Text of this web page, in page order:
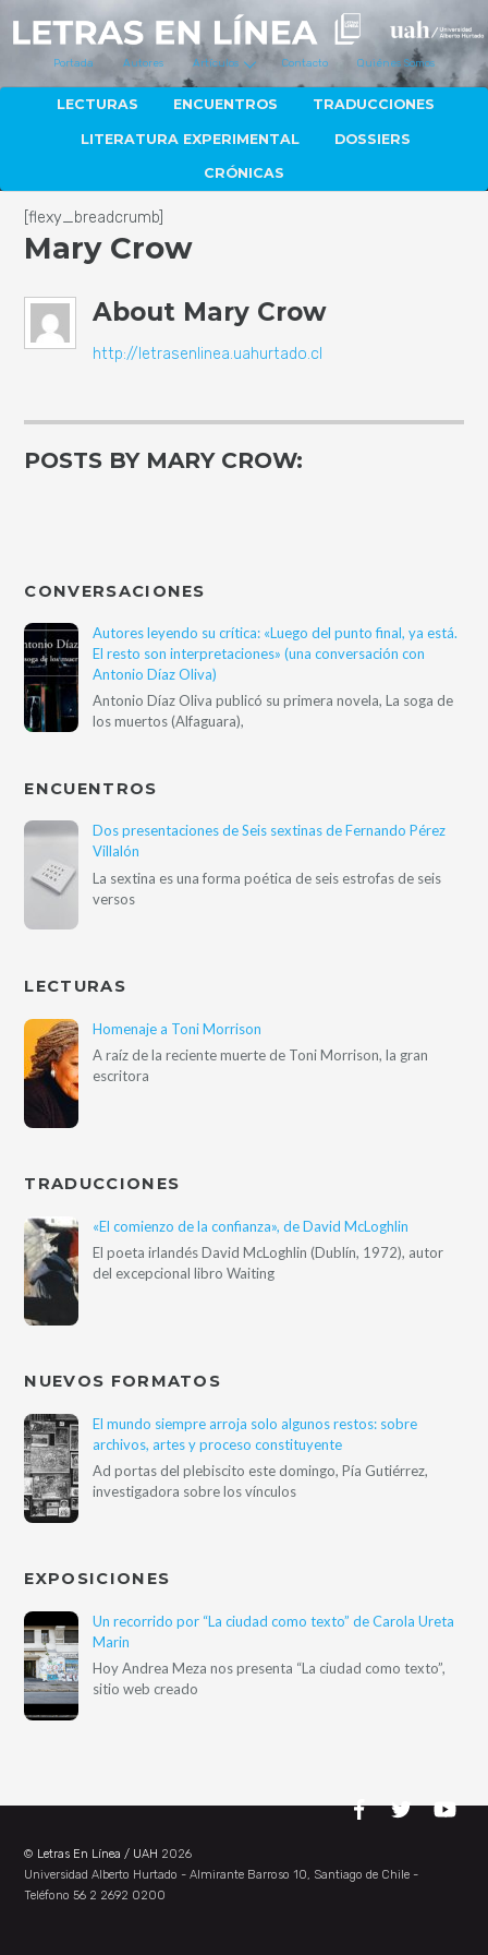
Portada Autores Artículos Contacto Quiénes Somos
LECTURAS ENCUENTROS TRADUCCIONES
LITERATURA EXPERIMENTAL DOSSIERS
CRÓNICAS
[flexy_breadcrumb]
Mary Crow
About Mary Crow
http://letrasenlinea.uahurtado.cl
POSTS BY MARY CROW:
CONVERSACIONES
Autores leyendo su crítica: «Luego del punto final, ya está.
El resto son interpretaciones» (una conversación con
Antonio Díaz Oliva)
Antonio Díaz Oliva publicó su primera novela, La soga de
los muertos (Alfaguara),
ENCUENTROS
Dos presentaciones de Seis sextinas de Fernando Pérez
Villalón
La sextina es una forma poética de seis estrofas de seis
versos
LECTURAS
Homenaje a Toni Morrison
A raíz de la reciente muerte de Toni Morrison, la gran
escritora
TRADUCCIONES
«El comienzo de la confianza», de David McLoghlin
El poeta irlandés David McLoghlin (Dublín, 1972), autor
del excepcional libro Waiting
NUEVOS FORMATOS
El mundo siempre arroja solo algunos restos: sobre
archivos, artes y proceso constituyente
Ad portas del plebiscito este domingo, Pía Gutiérrez,
investigadora sobre los vínculos
EXPOSICIONES
Un recorrido por “La ciudad como texto” de Carola Ureta
Marin
Hoy Andrea Meza nos presenta “La ciudad como texto”,
sitio web creado
© Letras En Línea / UAH 2026
Universidad Alberto Hurtado - Almirante Barroso 10, Santiago de Chile -
Teléfono 56 2 2692 0200